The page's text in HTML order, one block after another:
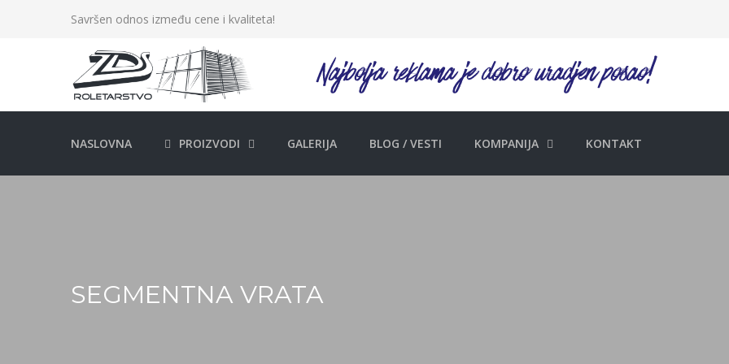
Savršen odnos između cene i kvaliteta!
NASLOVNA PROIZVODI GALERIJA BLOG / VESTI KOMPANIJA KONTAKT
SEGMENTNA VRATA